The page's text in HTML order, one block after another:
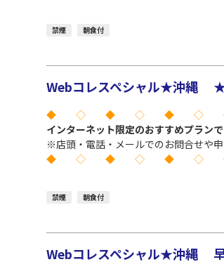
禁煙 朝食付
Webコレスペシャル★沖縄 ★
◆ ◇ ◆ ◇ ◆ ◇
インターネット限定のおすすめプランで
※店頭・電話・メールでのお問合せや申
◆ ◇ ◆ ◇ ◆ ◇
禁煙 朝食付
Webコレスペシャル★沖縄